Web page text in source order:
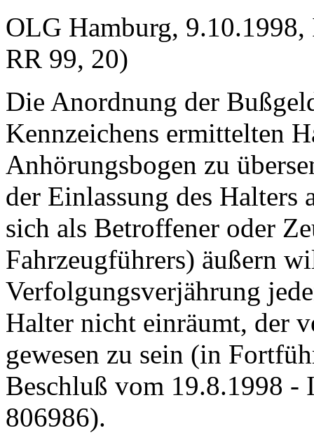
OLG Hamburg,
RR 99, 20)
Die Anordnung der
Kennzeichens ermittelten
Anhörungsbogen zu
der Einlassung des
sich als Betroffener oder
Fahrzeugführers) äußern
Verfolgungsverjährung
Halter nicht einräumt, der
gewesen zu sein (in
Beschluß vom 19.8.1998
806986).